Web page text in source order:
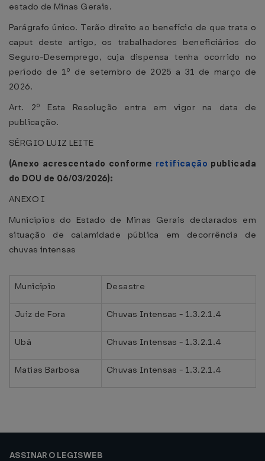
estado de Minas Gerais.
Parágrafo único. Terão direito ao benefício de que trata o
caput deste artigo, os trabalhadores beneficiários do
Seguro-Desemprego, cuja dispensa tenha ocorrido no
período de 1º de setembro de 2025 a 31 de março de
2026.
Art. 2º Esta Resolução entra em vigor na data de
publicação.
SÉRGIO LUIZ LEITE
(Anexo acrescentado conforme retificação publicada
do DOU de 06/03/2026):
ANEXO I
Municípios do Estado de Minas Gerais declarados em
situação de calamidade pública em decorrência de
chuvas intensas
Município Desastre
Juiz de Fora Chuvas Intensas - 1.3.2.1.4
Ubá Chuvas Intensas - 1.3.2.1.4
Matias Barbosa Chuvas Intensas - 1.3.2.1.4
ASSINAR O LEGISWEB